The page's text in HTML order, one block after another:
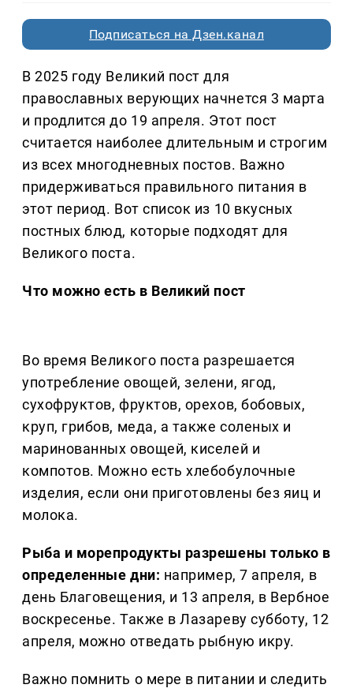
Подписаться на Дзен.канал
В 2025 году Великий пост для
православных верующих начнется 3 марта
и продлится до 19 апреля. Этот пост
считается наиболее длительным и строгим
из всех многодневных постов. Важно
придерживаться правильного питания в
этот период. Вот список из 10 вкусных
постных блюд, которые подходят для
Великого поста.
Что можно есть в Великий пост
Во время Великого поста разрешается
употребление овощей, зелени, ягод,
сухофруктов, фруктов, орехов, бобовых,
круп, грибов, меда, а также соленых и
маринованных овощей, киселей и
компотов. Можно есть хлебобулочные
изделия, если они приготовлены без яиц и
молока.
Рыба и морепродукты разрешены только в
определенные дни: например, 7 апреля, в
день Благовещения, и 13 апреля, в Вербное
воскресенье. Также в Лазареву субботу, 12
апреля, можно отведать рыбную икру.
Важно помнить о мере в питании и следить